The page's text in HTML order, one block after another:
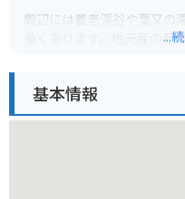
周辺には養老渓谷や粟又の
多くあります。地元産の新
バイクで訪れる場合、駐車
...
基本情報